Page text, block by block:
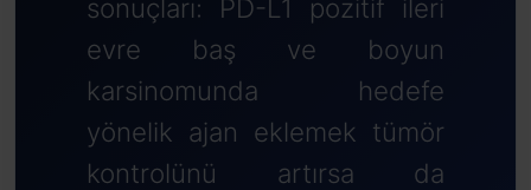
sonuçları: PD-L1 pozitif ileri
evre baş ve boyun
karsinomunda hedefe
yönelik ajan eklemek tümör
kontrolünü artırsa da